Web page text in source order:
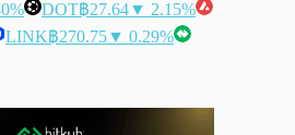
DOT฿27.64▼ 2.15%
LINK฿270.75▼ 0.29%